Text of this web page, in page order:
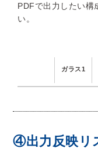
PDFで出力したい構
い。
ガラス1
④出力反映リ